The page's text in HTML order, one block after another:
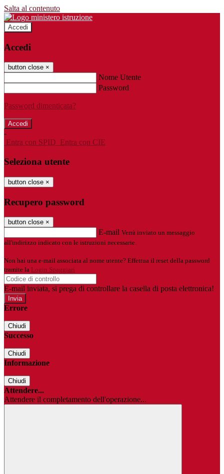
Salta al contenuto
Accedi
Accedi
button close ×
Nome Utente
Password
Password dimenticata?
-
Entra con SPID Entra con CIE
Seleziona utente
button close ×
Recupero password
button close ×
E-mail Verrà inviato un messaggio
all'indirizzo indicato con le istruzioni necessarie.
Non hai una e-mail associata al nome utente? Effettua il reset della password
tramite la Login Spaggiari
E-mail inviata, si prega di controllare la casella di posta elettronica!
Errore
Chiudi
Successo
Chiudi
Informazione
Chiudi
Attendere...
Attendere il completamento dell'operazione...